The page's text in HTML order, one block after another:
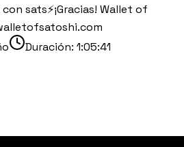
sats⚡️¡Gracias! Wallet of
Duración: 1:05:41